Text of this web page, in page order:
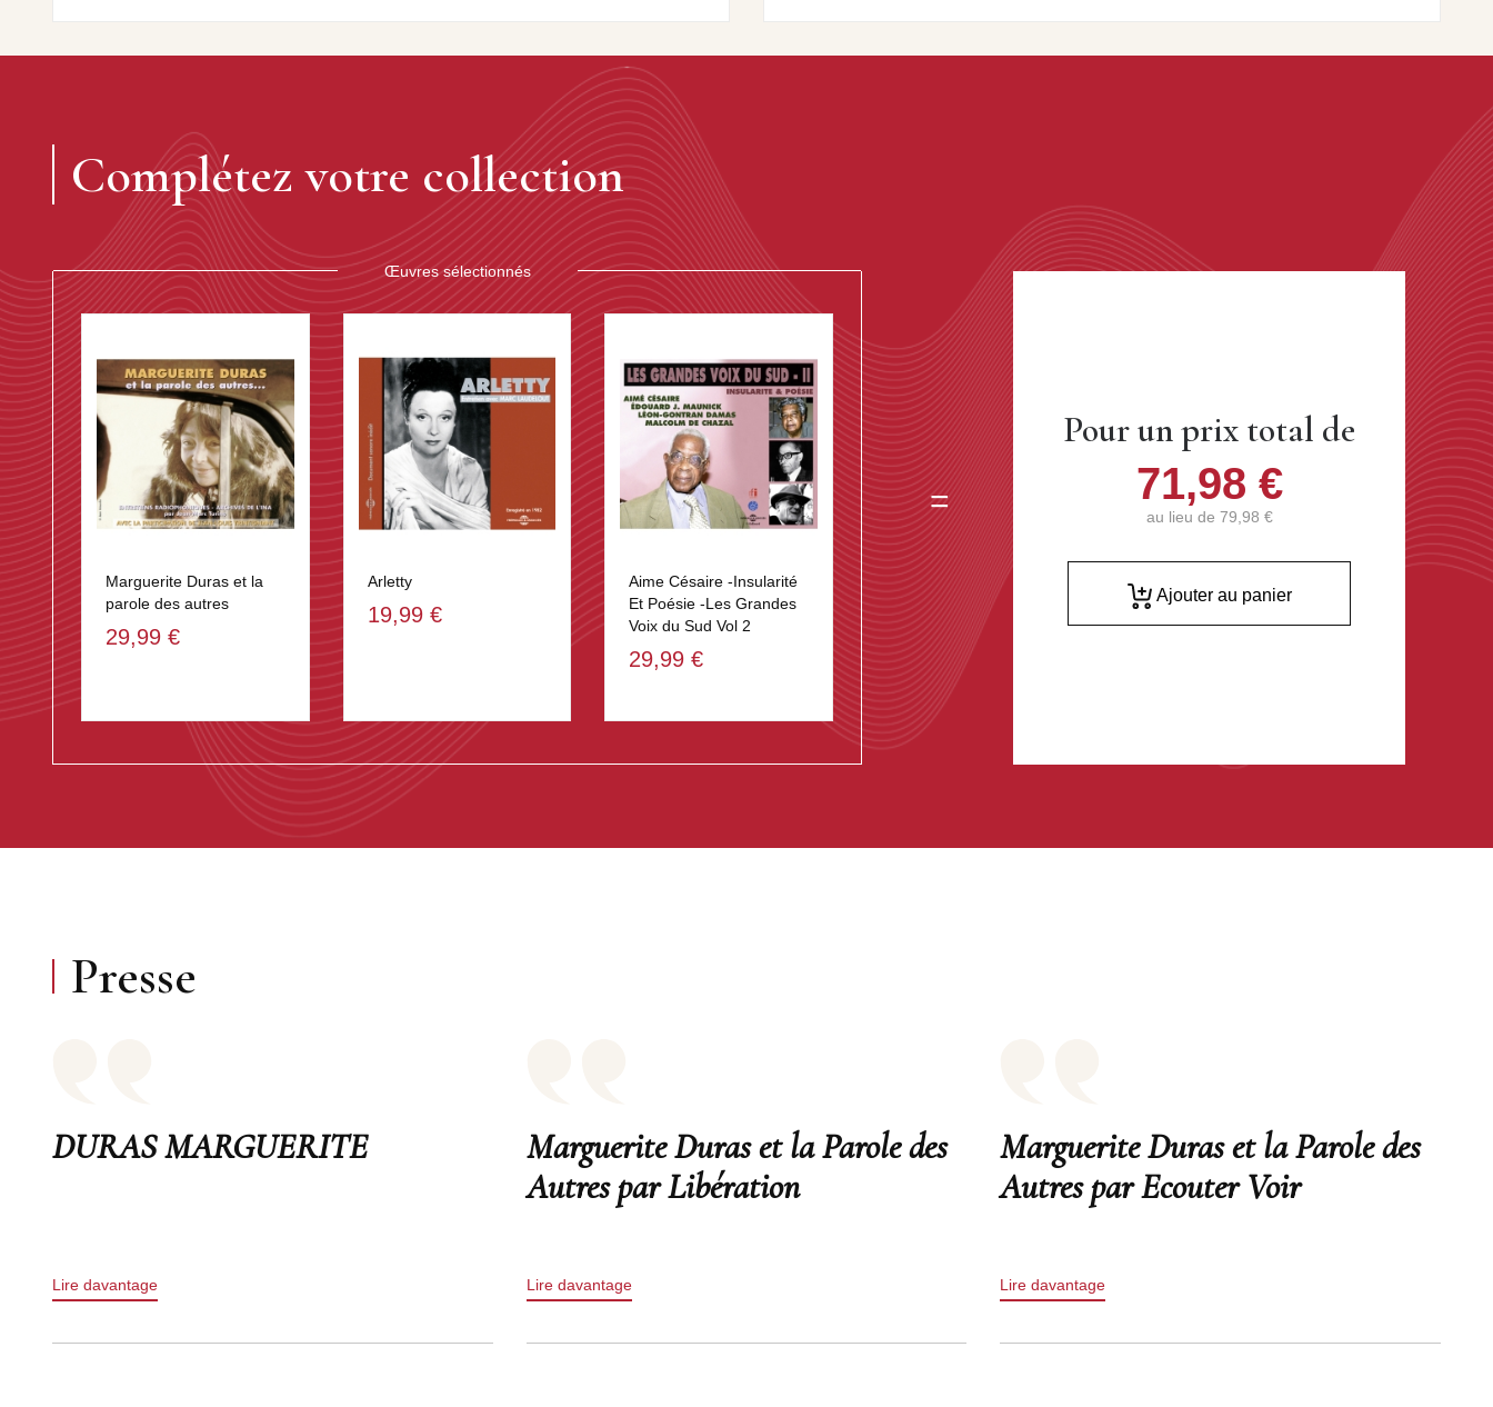
Complétez votre collection
Œuvres sélectionnés
Marguerite Duras et la
parole des autres
29,99 €
Arletty
19,99 €
Aime Césaire -Insularité
Et Poésie -Les Grandes
Voix du Sud Vol 2
29,99 €
=
Pour un prix total de
71,98 €
au lieu de 79,98 €
Ajouter au panier
Presse
DURAS MARGUERITE
Lire davantage
Marguerite Duras et la Parole des
Autres par Libération
Lire davantage
Marguerite Duras et la Parole des
Autres par Ecouter Voir
Lire davantage